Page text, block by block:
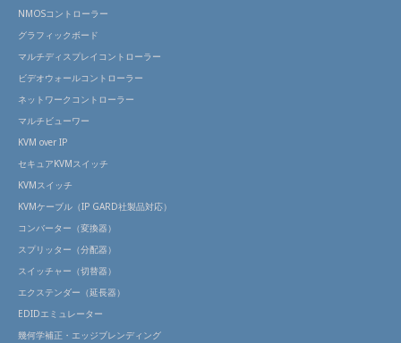
NMOSコントローラー
グラフィックボード
マルチディスプレイコントローラー
ビデオウォールコントローラー
ネットワークコントローラー
マルチビューワー
KVM over IP
セキュアKVMスイッチ
KVMスイッチ
KVMケーブル（IP GARD社製品対応）
コンバーター（変換器）
スプリッター（分配器）
スイッチャー（切替器）
エクステンダー（延長器）
EDIDエミュレーター
幾何学補正・エッジブレンディング